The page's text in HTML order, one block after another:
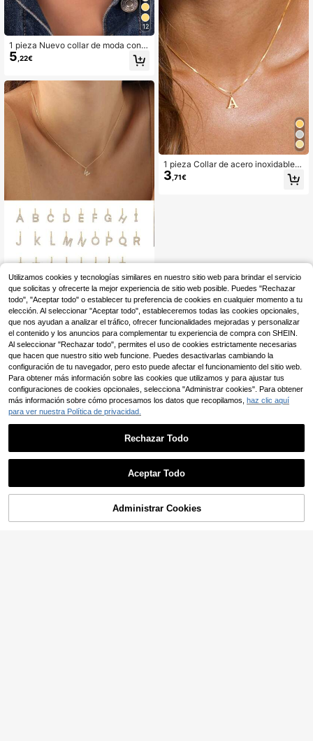
12
1 pieza Nuevo collar de moda con c
olgante de clip de papel con letra, c
adena de cuentas de acero inoxida
5,22€
15,28€
FOREVER QUEEN JEWELRY
1 pieza Collar de acero inoxidable
minimalista y versátil con 26 letras,
collares a juego para parejas y mejo
3,71€
AÑADIR A LA BOLSA
Utilizamos cookies y tecnologías similares en nuestro sitio web para brindar el servicio
que solicitas y ofrecerte la mejor experiencia de sitio web posible. Puedes "Rechazar
todo", "Aceptar todo" o establecer tu preferencia de cookies en cualquier momento a tu
elección. Al seleccionar "Aceptar todo", estableceremos todas las cookies opcionales,
que nos ayudan a analizar el tráfico, ofrecer funcionalidades mejoradas y personalizar
el contenido y los anuncios para complementar tu experiencia de compra con SHEIN.
Al seleccionar "Rechazar todo", permites el uso de cookies estrictamente necesarias
que hacen que nuestro sitio web funcione. Puedes desactivarlas cambiando la
configuración de tu navegador, pero esto puede afectar el funcionamiento del sitio web.
Para obtener más información sobre las cookies que utilizamos y para ajustar tus
configuraciones de cookies opcionales, selecciona "Administrar cookies". Para obtener
más información sobre cómo procesamos los datos que recopilamos, haz clic aquí
para ver nuestra Política de privacidad.
Rechazar Todo
Aceptar Todo
Administrar Cookies